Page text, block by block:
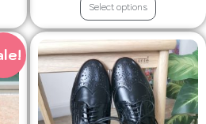
Select options